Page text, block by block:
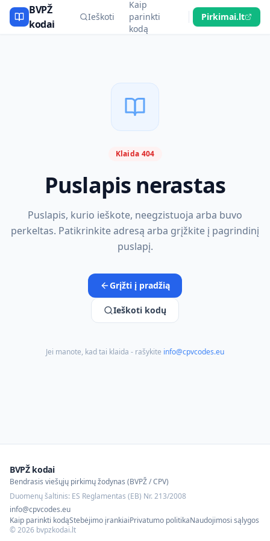
BVPŽ
kodai
Ieškoti
Kaip
parinkti
kodą
Pirkimai.lt
Klaida 404
Puslapis nerastas
Puslapis, kurio ieškote, neegzistuoja arba buvo
perkeltas. Patikrinkite adresą arba grįžkite į pagrindinį
puslapį.
Grįžti į pradžią
Ieškoti kodų
Jei manote, kad tai klaida - rašykite info@cpvcodes.eu
BVPŽ kodai
Bendrasis viešųjų pirkimų žodynas (BVPŽ / CPV)
Duomenų šaltinis: ES Reglamentas (EB) Nr. 213/2008
info@cpvcodes.eu
Kaip parinkti kodąStebėjimo įrankiaiPrivatumo politikaNaudojimosi sąlygos
©2026 bvpzkodai.lt